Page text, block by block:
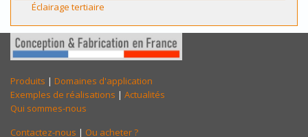
Éclairage tertiaire
Produits | Domaines d'application
Exemples de réalisations | Actualités
Qui sommes-nous
Contactez-nous | Ou acheter ?